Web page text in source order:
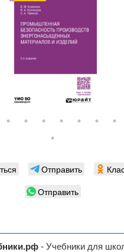
Отправить
Отправить
- Учебники для